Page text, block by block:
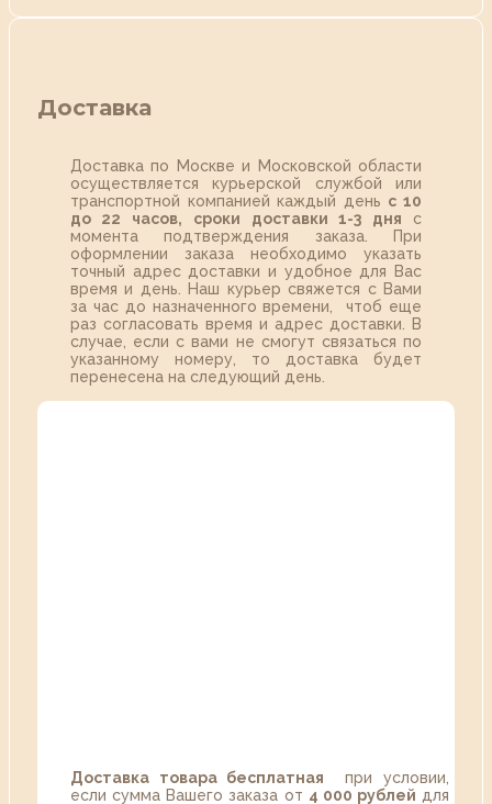
Доставка
Доставка по Москве и Московской области
осуществляется курьерской службой или
транспортной компанией каждый день с 10
до 22 часов,
сроки доставки 1-3 дня с
момента подтверждения заказа. При
оформлении заказа необходимо указать
точный адрес доставки и удобное для Вас
время и день. Наш курьер свяжется с Вами
за час до назначенного времени, чтоб еще
раз согласовать время и адрес доставки. В
случае, если с вами не смогут связаться по
указанному номеру, то доставка будет
перенесена на следующий день.
Доставка товара бесплатная при условии,
если сумма Вашего заказа от 4 000 рублей для